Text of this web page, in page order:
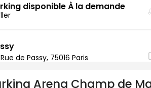
disponible À la demande
de Passy, 75016 Paris
Arena Champ de